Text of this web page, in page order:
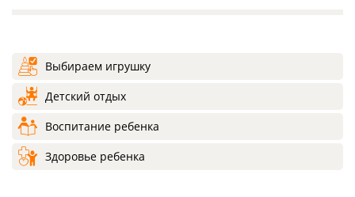
Выбираем игрушку
Детский отдых
Воспитание ребенка
Здоровье ребенка